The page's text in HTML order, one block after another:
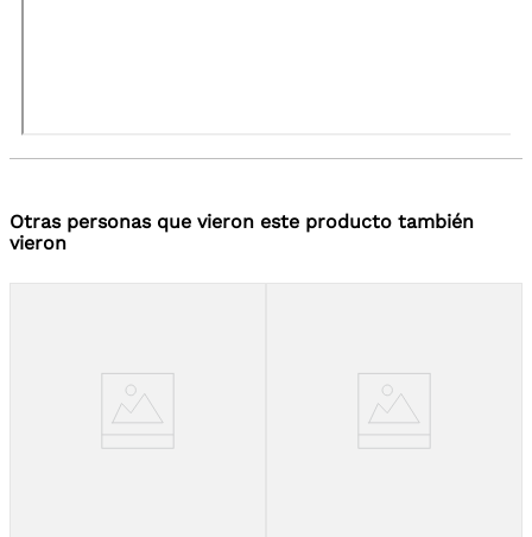
Otras personas que vieron este producto también
vieron